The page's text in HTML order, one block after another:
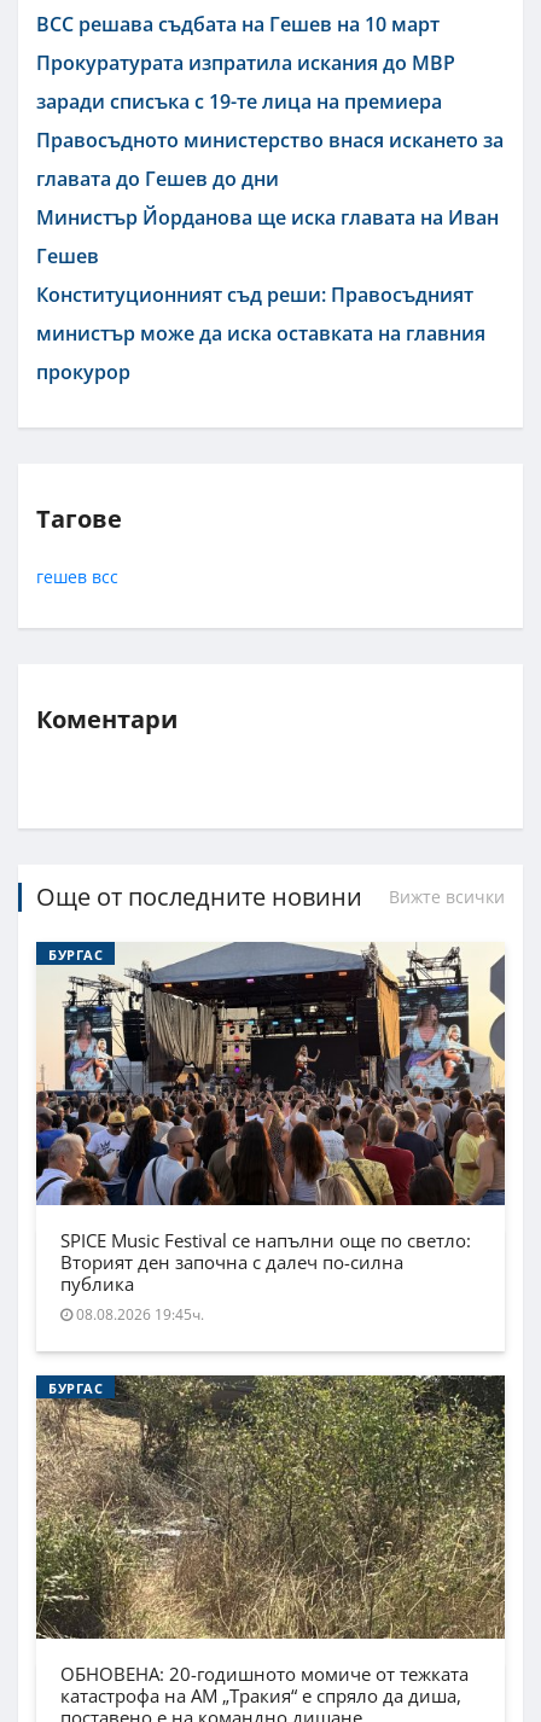
ВСС решава съдбата на Гешев на 10 март
Прокуратурата изпратила искания до МВР
заради списъка с 19-те лица на премиера
Правосъдното министерство внася искането за
главата до Гешев до дни
Министър Йорданова ще иска главата на Иван
Гешев
Конституционният съд реши: Правосъдният
министър може да иска оставката на главния
прокурор
Тагове
гешев всс
Коментари
Още от последните новини Вижте всички
БУРГАС
SPICE Music Festival се напълни още по светло:
Вторият ден започна с далеч по-силна
публика
08.08.2026 19:45ч.
БУРГАС
ОБНОВЕНА: 20-годишното момиче от тежката
катастрофа на АМ „Тракия“ е спряло да диша,